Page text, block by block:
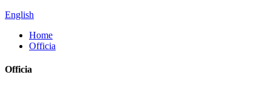
English
Home
Officia
Officia